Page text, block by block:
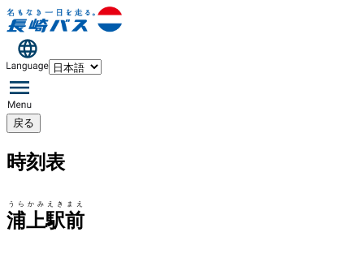
戻る
時刻表
浦上駅前
うらかみえきまえ